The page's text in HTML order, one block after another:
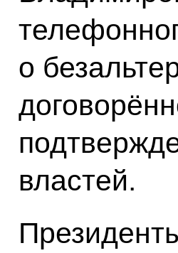
о
властей.